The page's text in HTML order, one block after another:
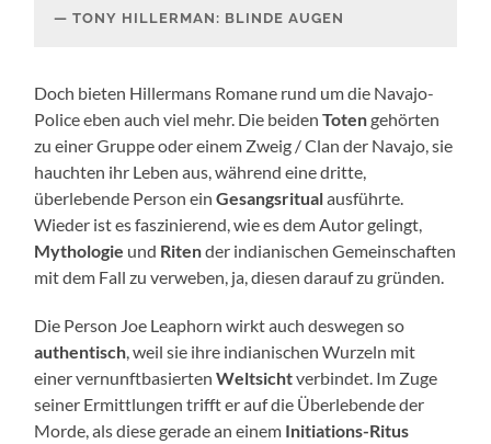
TONY HILLERMAN: BLINDE AUGEN
Doch bieten Hillermans Romane rund um die Navajo-
Police eben auch viel mehr. Die beidenTotengehörten
zu einer Gruppe oder einem Zweig / Clan der Navajo, sie
hauchten ihr Leben aus, während eine dritte,
überlebende Person einGesangsritualausführte.
Wieder ist es faszinierend, wie es dem Autor gelingt,
Mythologie und Ritender indianischen Gemeinschaften
mit dem Fall zu verweben, ja, diesen darauf zu gründen.
Die Person Joe Leaphorn wirkt auch deswegen so
authentisch, weil sie ihre indianischen Wurzeln mit
einer vernunftbasiertenWeltsichtverbindet. Im Zuge
seiner Ermittlungen trifft er auf die Überlebende der
Morde, als diese gerade an einem Initiations-Ritus